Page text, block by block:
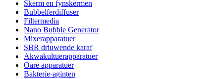
Skerm en fynskermen
Bubbelferdiffuser
Filtermedia
Nano Bubble Generator
Mixerapparatuer
SBR driuwende karaf
Akwakultuerapparatuer
Oare apparatuer
Bakterie-aginten